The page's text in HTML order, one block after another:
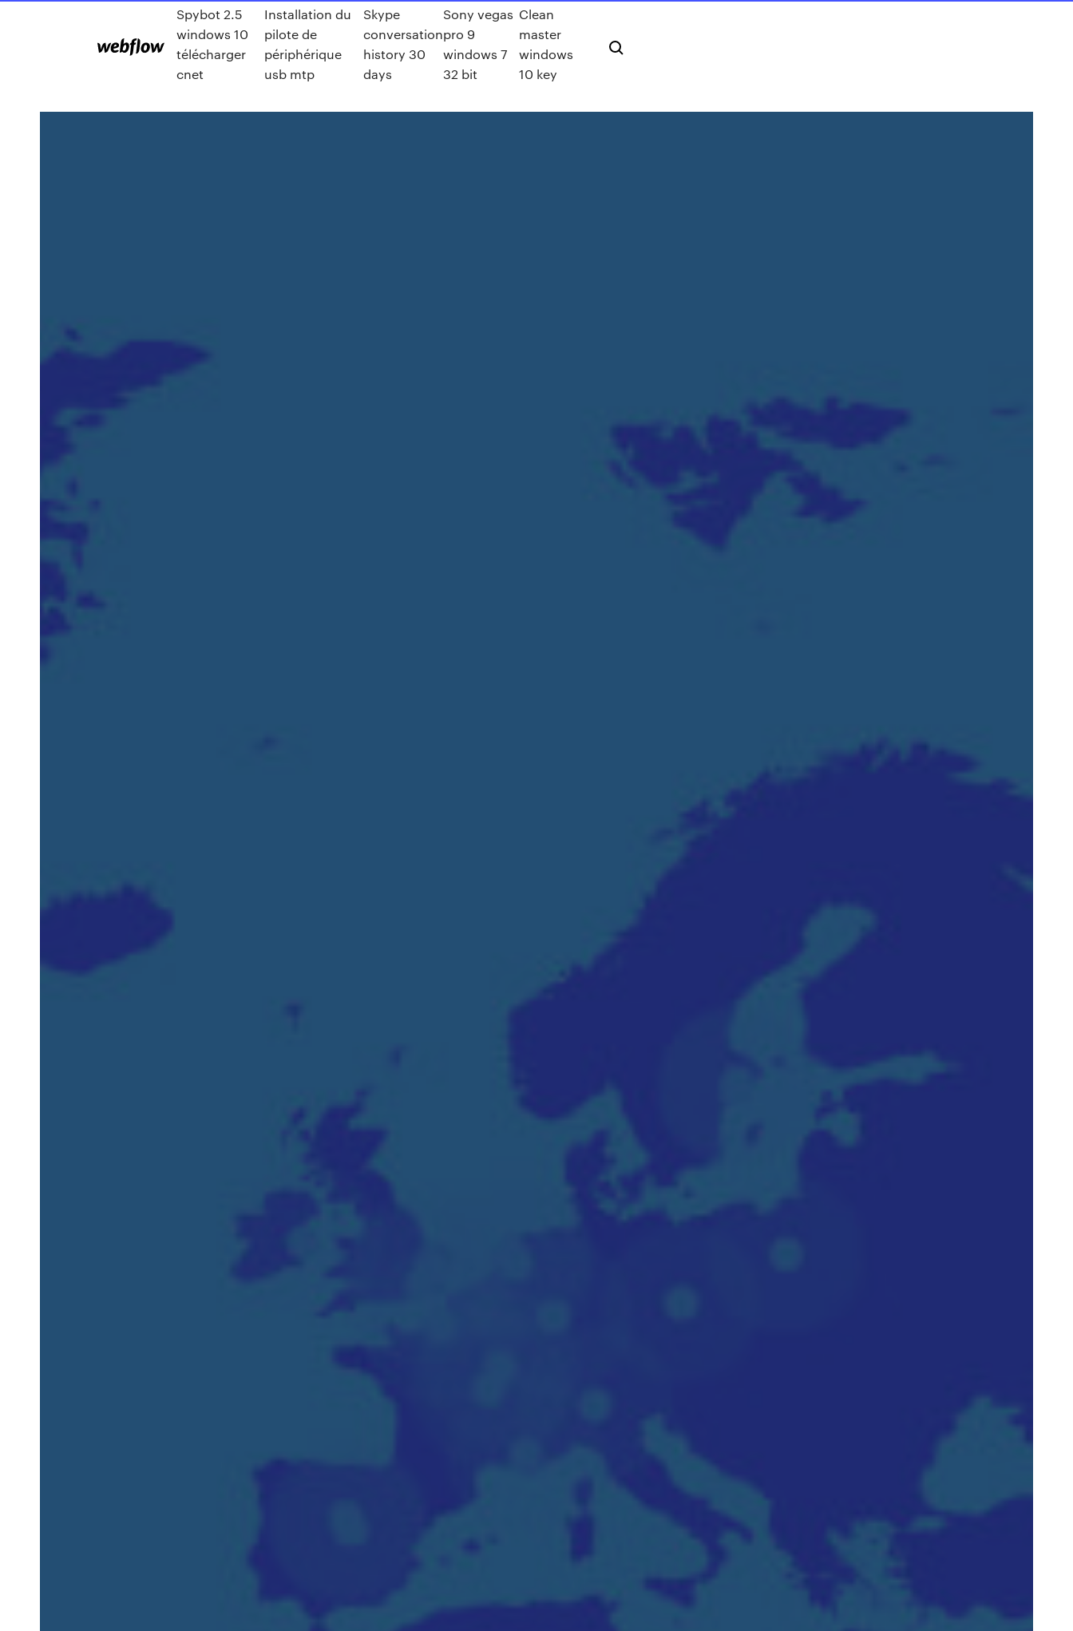
Spybot 2.5
windows 10
télécharger
cnet
Installation du
pilote de
périphérique
usb mtp
Skype
conversation
history 30
days
Sony vegas
pro 9
windows 7
32 bit
Clean
master
windows
10 key